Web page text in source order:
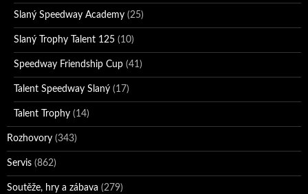
Slaný Speedway Academy (25)
Slaný Trophy Talent 125 (10)
Speedway Friendship Cup (41)
Talent Speedway Slaný (17)
Talent Trophy (14)
Rozhovory (343)
Servis (862)
Soutěže, hry a zábava (279)